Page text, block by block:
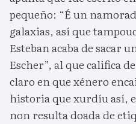
pequeño: “É un
galaxias, así que
Esteban acaba de sacar
Escher”, al que califica
claro en que xénero
historia que xurdíu así,
non resulta doada de